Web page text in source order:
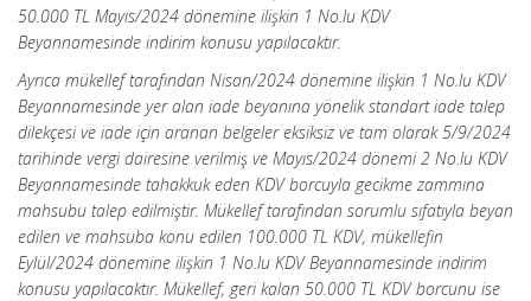
50.000 TL Mayıs/2024 dönemine ilişkin 1 No.lu KDV
Beyannamesinde indirim konusu yapılacaktır.
Ayrıca mükellef tarafından Nisan/2024 dönemine ilişkin 1 No.lu KDV
Beyannamesinde yer alan iade beyanına yönelik standart iade talep
dilekçesi ve iade için aranan belgeler eksiksiz ve tam olarak 5/9/2024
tarihinde vergi dairesine verilmiş ve Mayıs/2024 dönemi 2 No.lu KDV
Beyannamesinde tahakkuk eden KDV borcuyla gecikme zammına
mahsubu talep edilmiştir. Mükellef tarafından sorumlu sıfatıyla beyan
edilen ve mahsuba konu edilen 100.000 TL KDV, mükellefin
Eylül/2024 dönemine ilişkin 1 No.lu KDV Beyannamesinde indirim
konusu yapılacaktır. Mükellef, geri kalan 50.000 TL KDV borcunu ise